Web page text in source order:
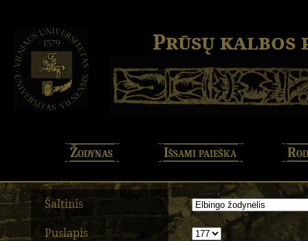
Prūsų kalbos
Žodynas Išsami paieška
Šaltinis
Puslapis